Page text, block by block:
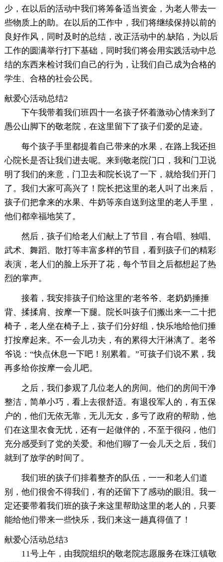
少，在以后的活动中我们将筹备适当资金，为老人带去一
些物质上的助。在以后的工作中，我们将继续保持以前的
良好作风，同时及时的总结，改正活动中的.缺陷，为以后
工作的圆满举行打下基础，同时我们将会用实践活动中总
结的东西来检讨我们自己的行为，让我们自己成为合格的
学生、合格的社会公民。
献爱心活动总结2
下午我带着我们班四十一名孩子怀着激动心情来到了
愚公山脚下的敬老院，在这里留下了孩子们爱的足迹。
每个孩子手里都提着自己带来的水果，在路上我还担
心院长是否让我们进去呢。来到敬老院门口，我和门卫说
明了我们的来意，门卫去和院长说了一下，就给我们开门
了。我们大家可高兴了！院长把这里的老人叫了出来后，
孩子们把拿来的水果、牛奶等亲自送到这里的老人手里，
他们都幸福地笑了。
然后，孩子们给老人们献上了节目，有合唱、独唱、
武术、舞蹈、散打等丰富多样的节目，看到孩子们的精彩
表演，老人们的脸上乐开了花，每个节目之后都想起了热
烈的掌声。
接着，我安排孩子们给这里的'老爷爷、老奶奶捶捶
背、揉揉肩、按摩一下腿。院长叫孩子们搬出来一二十把
椅子，老人坐在椅子上，孩子们分好组，快乐地给他们捶
打按摩起来。不一会儿功夫，有的累得大汗淋漓了。老爷
爷说：“快点休息一下吧！别累着。”可孩子们说不累，我
再多给你按摩一会儿吧。
之后，我们参观了几位老人的房间。他们的房间干净
整洁，简单小巧，看上去很舒适。有退役军人的，有五保
户的，他们无依无靠，无儿无女，多亏了政府的帮助，他
们在这里衣食无忧，还有一起做伴的，不至于很闷，他们
充分感受到了党的关爱。和他们聊了一会儿天之后，我们
就到了放学的时间了。
我们班的孩子们排着整齐的队伍，一一和老人们道
别，他们很舍不得我们，有的还留下了感动的眼泪。我一
定还要带着我们班的孩子来这里帮助这里的老人的，只要
能给他们带来一些快乐，我们来这一趟真得值了！
献爱心活动总结3
11号上午，由我院组织的敬老院志愿服务在珠江镇敬